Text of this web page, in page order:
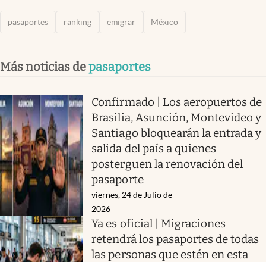
pasaportes ranking emigrar México
Más noticias depasaportes
Confirmado | Los aeropuertos de
Brasilia, Asunción, Montevideo y
Santiago bloquearán la entrada y
salida del país a quienes
posterguen la renovación del
pasaporte
viernes, 24 de Julio de
2026
Ya es oficial | Migraciones
retendrá los pasaportes de todas
las personas que estén en esta